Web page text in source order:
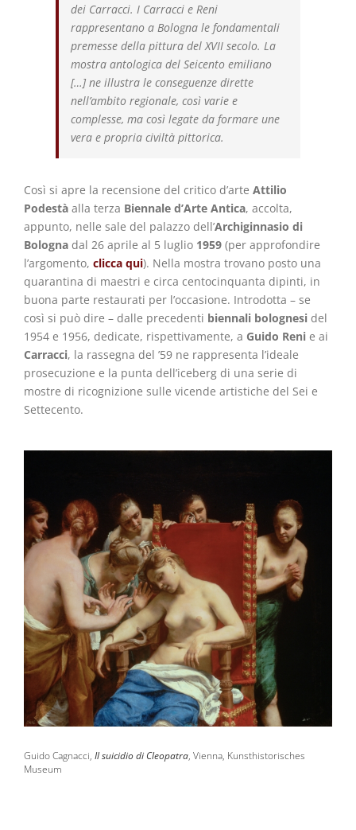
dei Carracci. I Carracci e Reni
rappresentano a Bologna le fondamentali
premesse della pittura del XVII secolo. La
mostra antologica del Seicento emiliano
[…] ne illustra le conseguenze dirette
nell’ambito regionale, così varie e
complesse, ma così legate da formare une
vera e propria civiltà pittorica.
Così si apre la recensione del critico d’arte Attilio
Podestà alla terza Biennale d’Arte Antica, accolta,
appunto, nelle sale del palazzo dell’Archiginnasio di
Bologna dal 26 aprile al 5 luglio 1959 (per approfondire
l’argomento, clicca qui). Nella mostra trovano posto una
quarantina di maestri e circa centocinquanta dipinti, in
buona parte restaurati per l’occasione. Introdotta – se
così si può dire – dalle precedenti biennali bolognesi del
1954 e 1956, dedicate, rispettivamente, a Guido Reni e ai
Carracci, la rassegna del ’59 ne rappresenta l’ideale
prosecuzione e la punta dell’iceberg di una serie di
mostre di ricognizione sulle vicende artistiche del Sei e
Settecento.
Guido Cagnacci, Il suicidio di Cleopatra, Vienna, Kunsthistorisches
Museum